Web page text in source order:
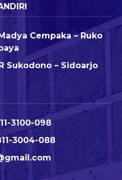
Cempaka – Ruko
Sukodono – Sidoarjo
3100-098
3004-088